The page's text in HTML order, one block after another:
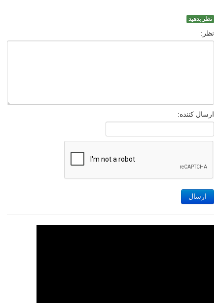
نظر بدهید
نظر:
ارسال کننده:
ارسال